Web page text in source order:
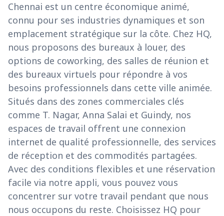
Chennai est un centre économique animé,
connu pour ses industries dynamiques et son
emplacement stratégique sur la côte. Chez HQ,
nous proposons des bureaux à louer, des
options de coworking, des salles de réunion et
des bureaux virtuels pour répondre à vos
besoins professionnels dans cette ville animée.
Situés dans des zones commerciales clés
comme T. Nagar, Anna Salai et Guindy, nos
espaces de travail offrent une connexion
internet de qualité professionnelle, des services
de réception et des commodités partagées.
Avec des conditions flexibles et une réservation
facile via notre appli, vous pouvez vous
concentrer sur votre travail pendant que nous
nous occupons du reste. Choisissez HQ pour